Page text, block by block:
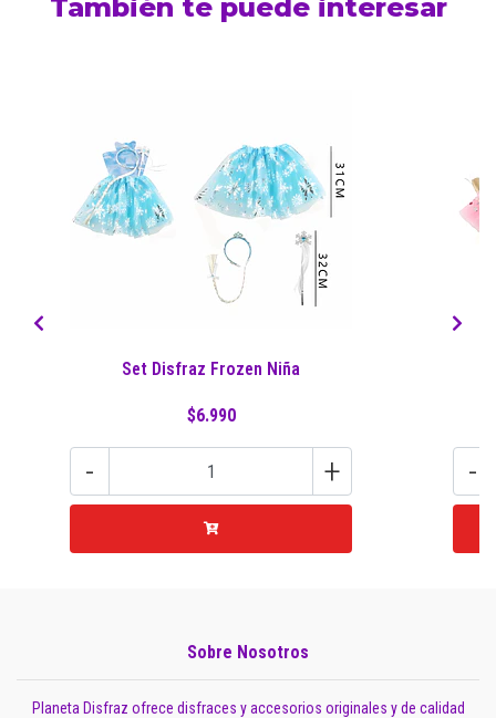
También te puede interesar
Set Disfraz Frozen Niña
$6.990
- + -
Sobre Nosotros
Planeta Disfraz ofrece disfraces y accesorios originales y de calidad